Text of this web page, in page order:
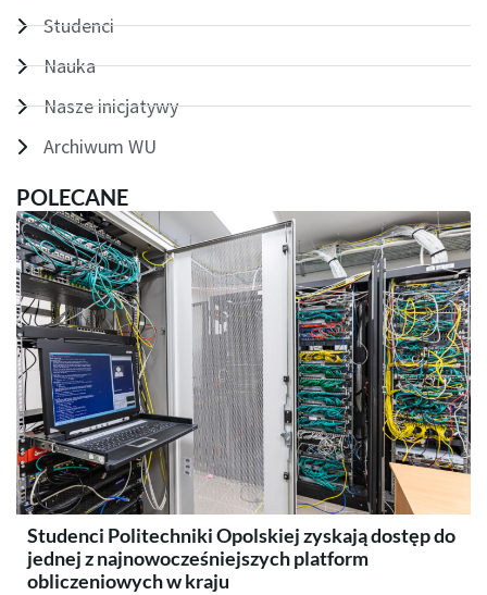
Studenci
Nauka
Nasze inicjatywy
Archiwum WU
POLECANE
Studenci Politechniki Opolskiej zyskają dostęp do
jednej z najnowocześniejszych platform
obliczeniowych w kraju